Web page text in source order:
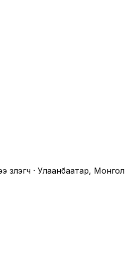
· Улаанбаатар, Монгол